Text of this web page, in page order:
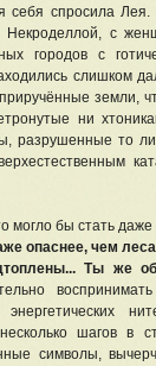
себя спросила
Некроделлой, с
городов с
слишком
земли,
ни
разрушенные то
могло бы стать
опаснее, чем
Ты же
энергетических
шагов в
символы,